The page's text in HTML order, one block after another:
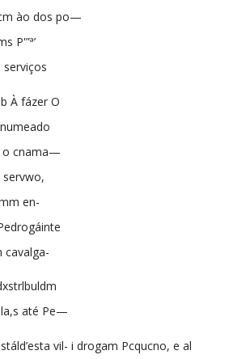
ào dos po—
P'”ª’
À fázer O
o cnama—
servwo,
en-
cavalga-
até Pe—
vil- i drogam Pcqucno, e al